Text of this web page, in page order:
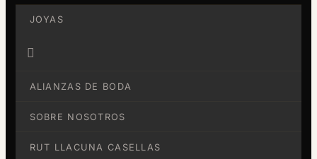
JOYAS

ALIANZAS DE BODA
SOBRE NOSOTROS
RUT LLACUNA CASELLAS